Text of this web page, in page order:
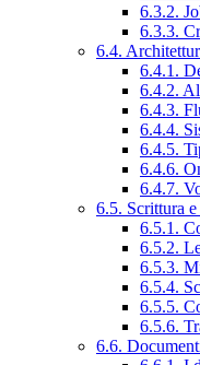
6.3.2.
6.3.3.
6.4.
6.4.1.
6.4.2.
6.4.3.
6.4.4.
6.4.5.
6.4.6.
6.4.7.
6.5. Scrittura
6.5.1.
6.5.2.
6.5.3.
6.5.4.
6.5.5.
6.5.6.
6.6.